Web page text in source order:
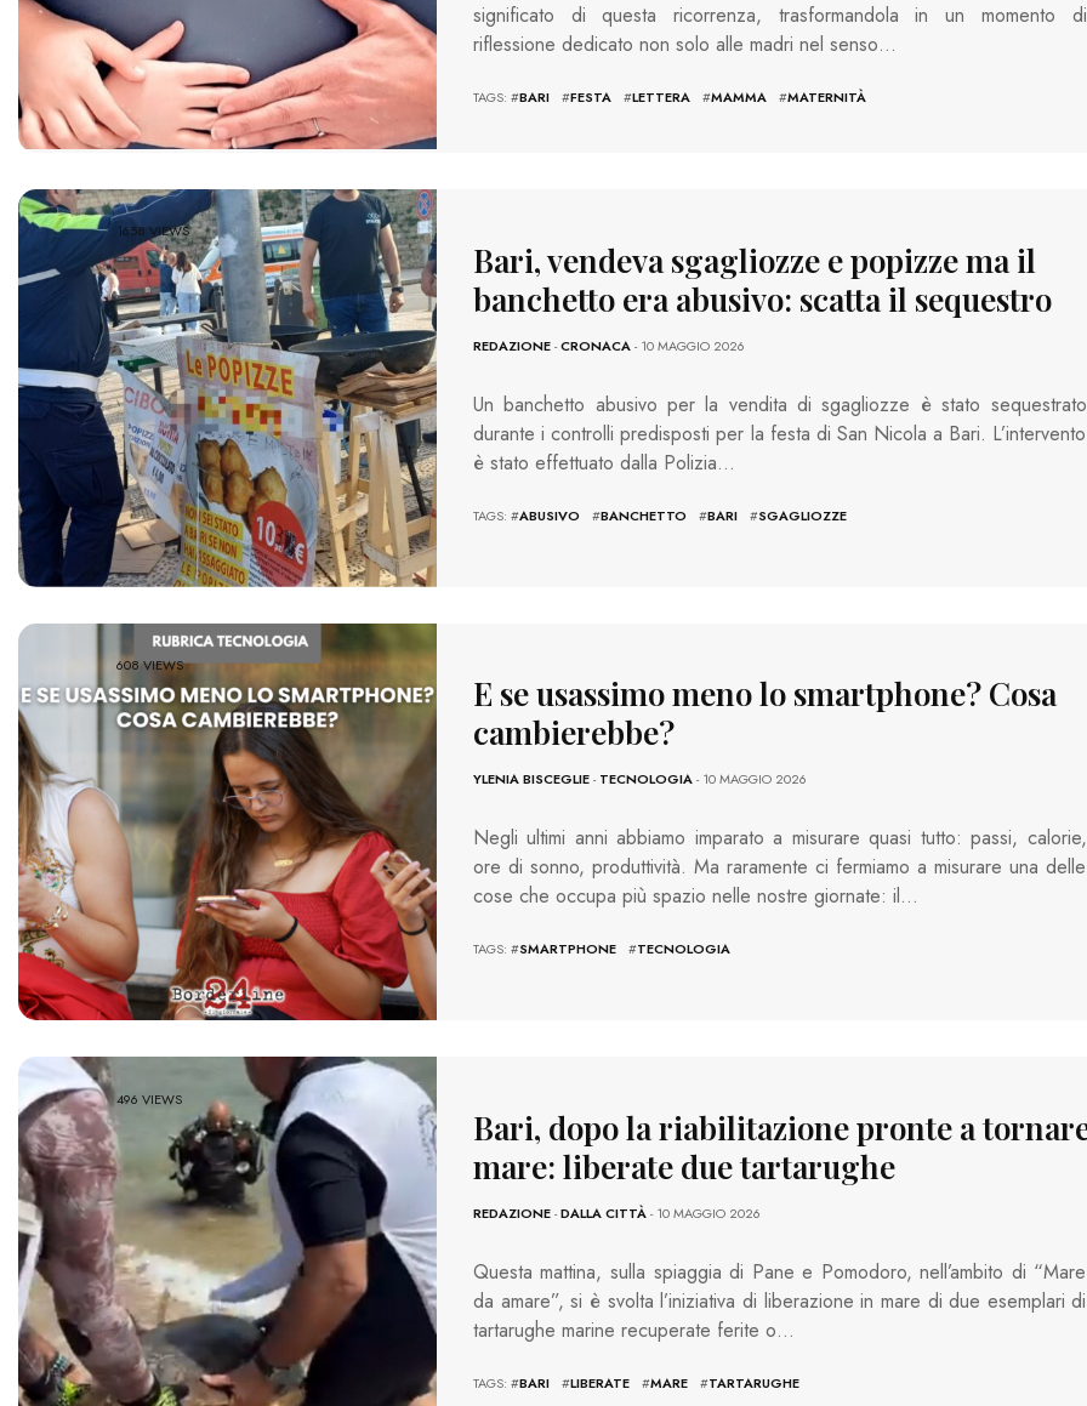
significato di questa ricorrenza, trasformandola in un momento di
riflessione dedicato non solo alle madri nel senso…
TAGS: #BARI #FESTA #LETTERA #MAMMA #MATERNITÀ
1658 VIEWS
Bari, vendeva sgagliozze e popizze ma il
banchetto era abusivo: scatta il sequestro
REDAZIONE-CRONACA- 10 MAGGIO 2026
Un banchetto abusivo per la vendita di sgagliozze è stato sequestrato
durante i controlli predisposti per la festa di San Nicola a Bari. L’intervento
è stato effettuato dalla Polizia…
TAGS: #ABUSIVO #BANCHETTO #BARI #SGAGLIOZZE
608 VIEWS
E se usassimo meno lo smartphone? Cosa
cambierebbe?
YLENIA BISCEGLIE-TECNOLOGIA- 10 MAGGIO 2026
Negli ultimi anni abbiamo imparato a misurare quasi tutto: passi, calorie,
ore di sonno, produttività. Ma raramente ci fermiamo a misurare una delle
cose che occupa più spazio nelle nostre giornate: il…
TAGS: #SMARTPHONE #TECNOLOGIA
496 VIEWS
Bari, dopo la riabilitazione pronte a
mare: liberate due tartarughe
REDAZIONE-DALLA CITTÀ- 10 MAGGIO 2026
Questa mattina, sulla spiaggia di Pane e Pomodoro, nell’ambito di “Mare
da amare”, si è svolta l’iniziativa di liberazione in mare di due esemplari di
tartarughe marine recuperate ferite o…
TAGS: #BARI #LIBERATE #MARE #TARTARUGHE